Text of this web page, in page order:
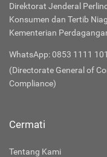
Direktorat Jenderal
Konsumen dan Tertib
Kementerian
WhatsApp: 0853 1111
(Directorate General of
Compliance)
Cermati
Tentang Kami